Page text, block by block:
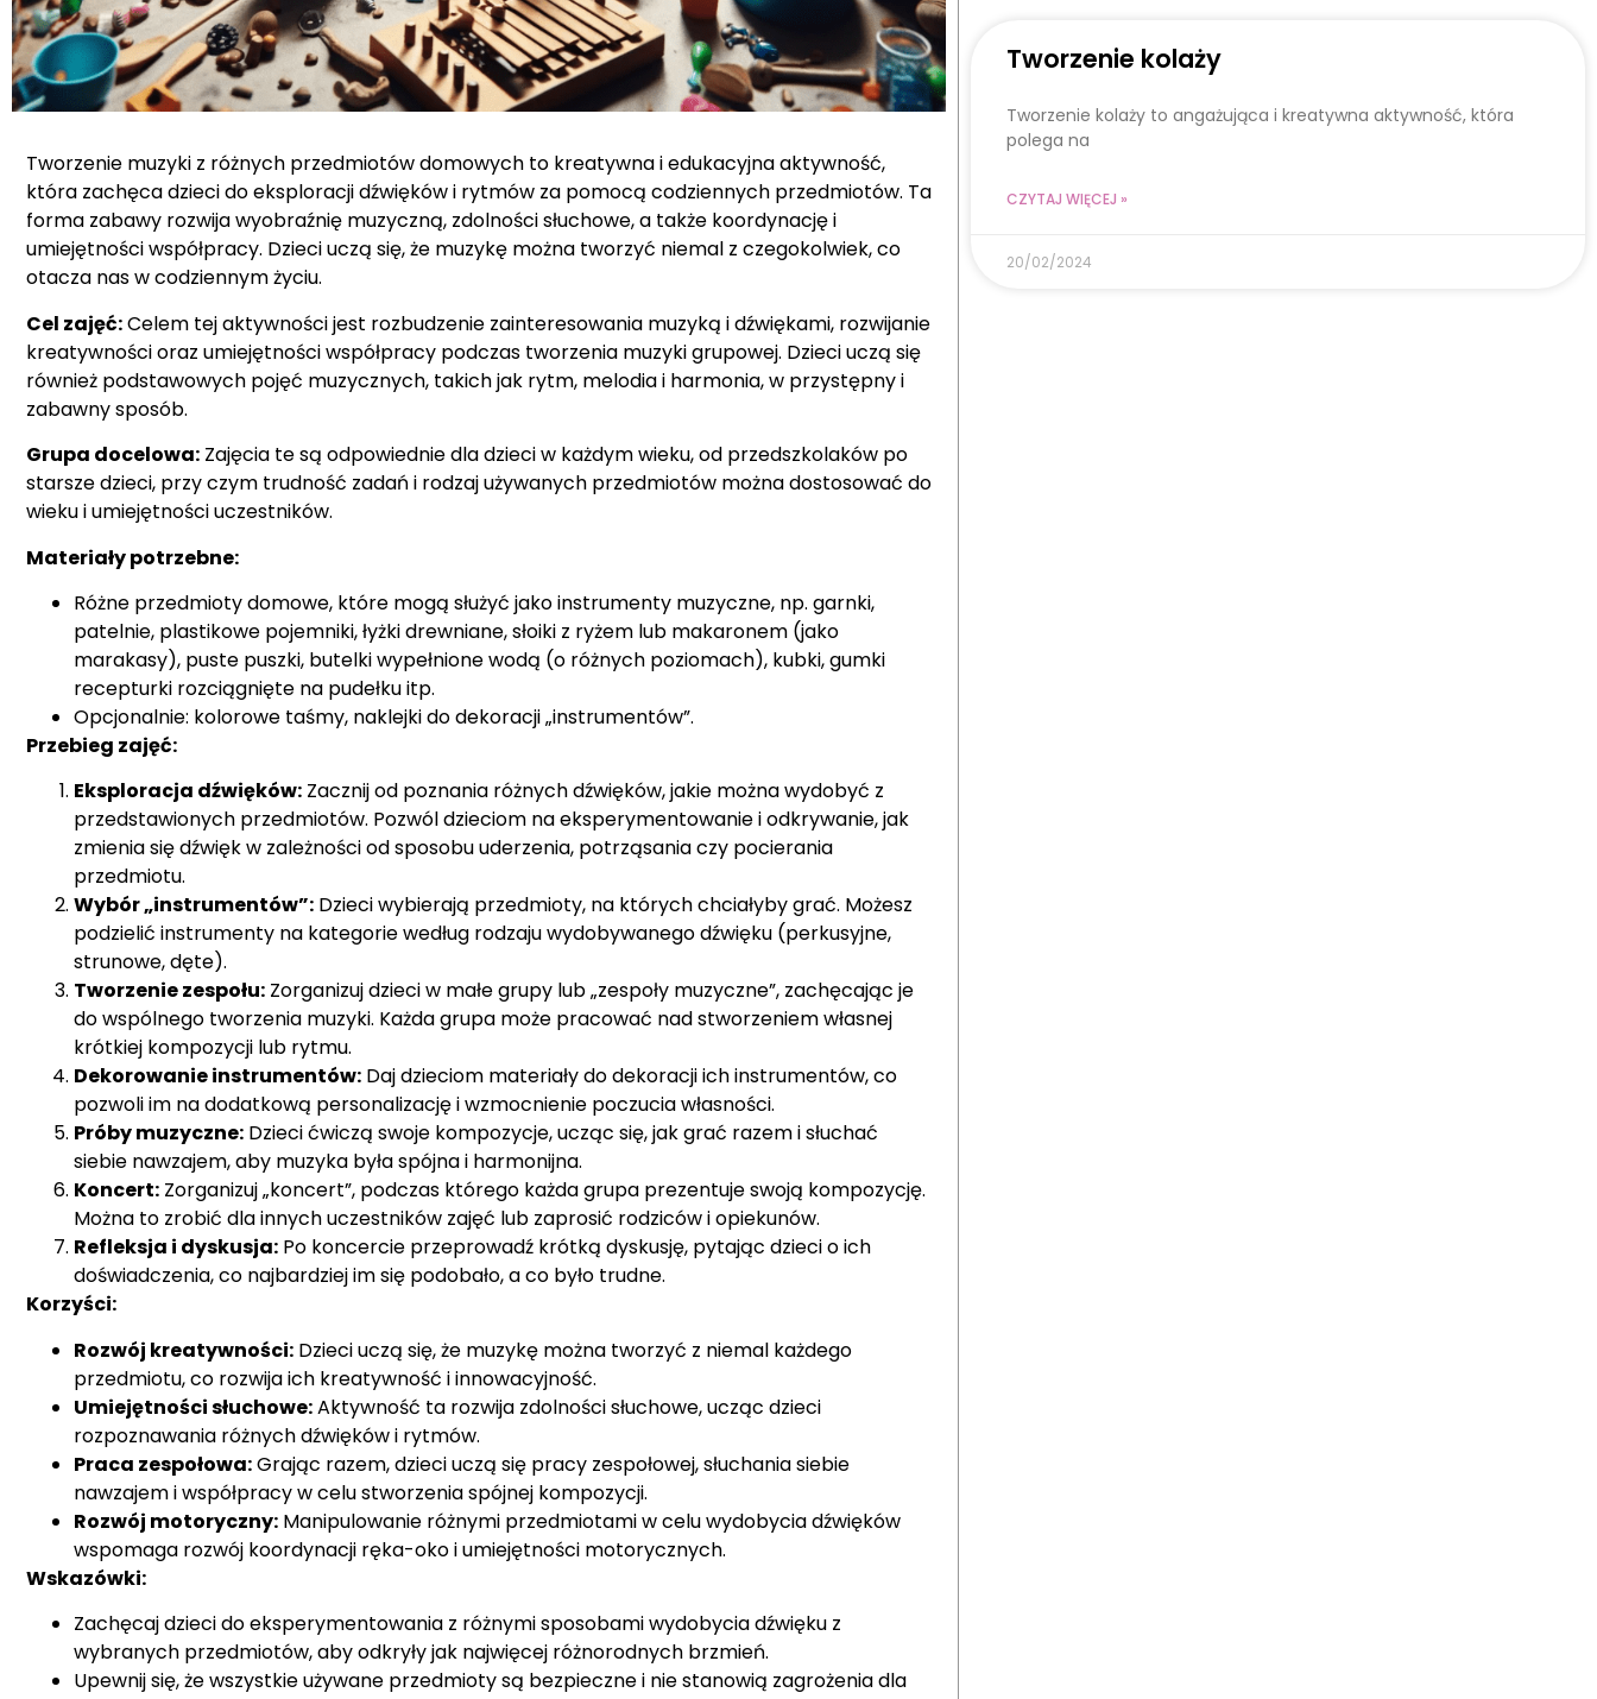
Tworzenie muzyki z różnych przedmiotów domowych to kreatywna i edukacyjna aktywność,
która zachęca dzieci do eksploracji dźwięków i rytmów za pomocą codziennych przedmiotów. Ta
forma zabawy rozwija wyobraźnię muzyczną, zdolności słuchowe, a także koordynację i
umiejętności współpracy. Dzieci uczą się, że muzykę można tworzyć niemal z czegokolwiek, co
otacza nas w codziennym życiu.
Cel zajęć:Celem tej aktywności jest rozbudzenie zainteresowania muzyką i dźwiękami, rozwijanie
kreatywności oraz umiejętności współpracy podczas tworzenia muzyki grupowej. Dzieci uczą się
również podstawowych pojęć muzycznych, takich jak rytm, melodia i harmonia, w przystępny i
zabawny sposób.
Grupa docelowa: Zajęcia te są odpowiednie dla dzieci w każdym wieku, od przedszkolaków po
starsze dzieci, przy czym trudność zadań i rodzaj używanych przedmiotów można dostosować do
wieku i umiejętności uczestników.
Materiały potrzebne:
Różne przedmioty domowe, które mogą służyć jako instrumenty muzyczne, np. garnki,
patelnie, plastikowe pojemniki, łyżki drewniane, słoiki z ryżem lub makaronem (jako
marakasy), puste puszki, butelki wypełnione wodą (o różnych poziomach), kubki, gumki
recepturki rozciągnięte na pudełku itp.
Opcjonalnie: kolorowe taśmy, naklejki do dekoracji „instrumentów”.
Przebieg zajęć:
Eksploracja dźwięków: Zacznij od poznania różnych dźwięków, jakie można wydobyć z
przedstawionych przedmiotów. Pozwól dzieciom na eksperymentowanie i odkrywanie, jak
zmienia się dźwięk w zależności od sposobu uderzenia, potrząsania czy pocierania
przedmiotu.
Wybór „instrumentów”: Dzieci wybierają przedmioty, na których chciałyby grać. Możesz
podzielić instrumenty na kategorie według rodzaju wydobywanego dźwięku (perkusyjne,
strunowe, dęte).
Tworzenie zespołu: Zorganizuj dzieci w małe grupy lub „zespoły muzyczne”, zachęcając je
do wspólnego tworzenia muzyki. Każda grupa może pracować nad stworzeniem własnej
krótkiej kompozycji lub rytmu.
Dekorowanie instrumentów: Daj dzieciom materiały do dekoracji ich instrumentów, co
pozwoli im na dodatkową personalizację i wzmocnienie poczucia własności.
Próby muzyczne: Dzieci ćwiczą swoje kompozycje, ucząc się, jak grać razem i słuchać
siebie nawzajem, aby muzyka była spójna i harmonijna.
Koncert: Zorganizuj „koncert”, podczas którego każda grupa prezentuje swoją kompozycję.
Można to zrobić dla innych uczestników zajęć lub zaprosić rodziców i opiekunów.
Refleksja i dyskusja: Po koncercie przeprowadź krótką dyskusję, pytając dzieci o ich
doświadczenia, co najbardziej im się podobało, a co było trudne.
Korzyści:
Rozwój kreatywności: Dzieci uczą się, że muzykę można tworzyć z niemal każdego
przedmiotu, co rozwija ich kreatywność i innowacyjność.
Umiejętności słuchowe:Aktywność ta rozwija zdolności słuchowe, ucząc dzieci
rozpoznawania różnych dźwięków i rytmów.
Praca zespołowa:Grając razem, dzieci uczą się pracy zespołowej, słuchania siebie
nawzajem i współpracy w celu stworzenia spójnej kompozycji.
Rozwój motoryczny: Manipulowanie różnymi przedmiotami w celu wydobycia dźwięków
wspomaga rozwój koordynacji ręka-oko i umiejętności motorycznych.
Wskazówki:
Zachęcaj dzieci do eksperymentowania z różnymi sposobami wydobycia dźwięku z
wybranych przedmiotów, aby odkryły jak najwięcej różnorodnych brzmień.
Upewnij się, że wszystkie używane przedmioty są bezpieczne i nie stanowią zagrożenia dla
Tworzenie kolaży
Tworzenie kolaży to angażująca i kreatywna aktywność, która
polega na
CZYTAJ WIĘCEJ »
20/02/2024